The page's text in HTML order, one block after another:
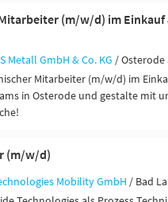
(m/w/d) im
Metall GmbH & Co. KG / Osterode
Mitarbeiter (m/w/d) im
in Osterode und gestalte mit
(m/w/d)
Mobility GmbH / Bad